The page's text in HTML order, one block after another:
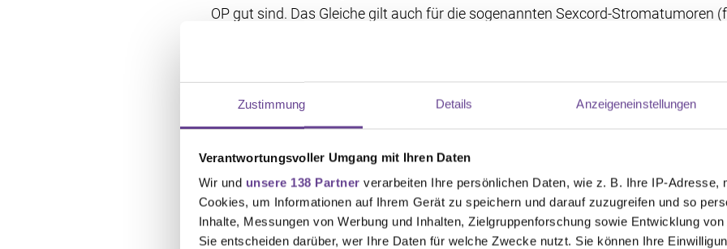
Zustimmung Details Anzeigeneinstellungen
Verantwortungsvoller Umgang mit Ihren Daten
Wir und unsere 138 Partner verarbeiten Ihre persönlichen Daten, wie z. B. Ihre IP-Adresse,
Cookies, um Informationen auf Ihrem Gerät zu speichern und darauf zuzugreifen und so
Inhalte, Messungen von Werbung und Inhalten, Zielgruppenforschung sowie Entwicklung
Sie entscheiden darüber, wer Ihre Daten für welche Zwecke nutzt. Sie können Ihre
OP gut sind. Das Gleiche gilt auch für die sogenannten Sexcord-Stromatumoren
Auswirkungen der Chemotherapie auf
Kinderwunsch
Auch dieChemotherapie , die sich in der Regel an die OP anschließt, hat einen
mögliche Schwangerschaft. Sie zielt darauf ab, eventuell verbliebene Krebszellen
chemotherapeutischen Wirkstoffen handelt es sich allerdings um Zellgifte. Sie